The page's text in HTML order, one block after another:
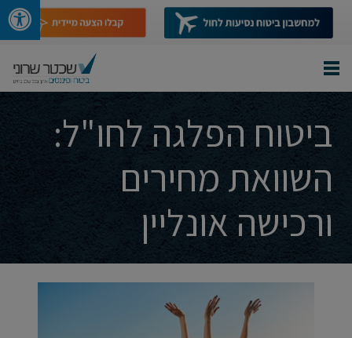
ביטוח הפלגה לחו"ל:
השוואת מחירים
ורכישה אונליין